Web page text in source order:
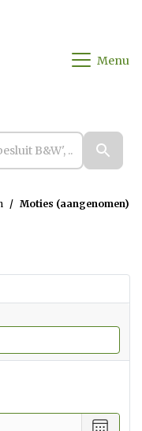
Menu
Moties (aangenomen)